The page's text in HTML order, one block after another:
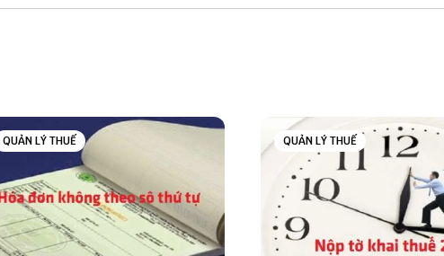
QUẢN LÝ THUẾ QUẢN LÝ THUẾ